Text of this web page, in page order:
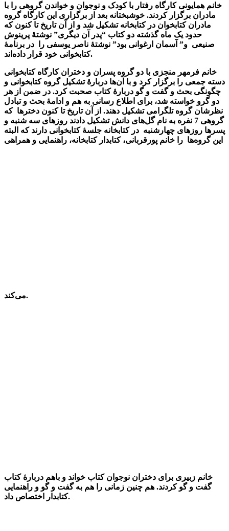
خانم همایونی کارگاه رفتار با کودک و نوجوان و خواندن گروهی را با
مادران برگزار کردند. خوشبختانه بعد از برگزاری این کارگاه گروه
مادران کتابخوان در کتابخانه تشکیل شد و از آن تاریخ تا کنون که
حدود یک ماه گذشته دو کتاب “پدر آن دیگری” نوشتۀ پرینوش
صنیعی و” آسمان ارغوانی بود” نوشتۀ ناصر یوسفی را در برنامۀ
کتابخوانی خود قرار داده‌اند.
خانم فرمهر منجزی با دو گروه پسران و دختران کارگاه کتابخوانی
دسته جمعی را برگزار کرد و با آن‌ها دربارۀ تشکیل گروه کتابخوانی و
چگونگی بحث و گفت و گو دربارۀ کتاب صحبت کرد. در ضمن از هر
دو گرو خواسته شد، برای اطلاع رسانی به هم و ادامۀ بحث و تبادل
نظرشان گروه تلگرامی تشکیل دهند. از آن تاریخ تا کنون دخترها که
گروهی 7 نفره به نام گل‌های دانش تشکیل دادند روزهای سه شنبه و
پسرها روزهای چهارشنبه در کتابخانه جلسۀ کتابخوانی دارند که البته
این گروه‌ها را خانم پورقربانی، کتابدار کتابخانه، راهنمایی و همراهی
می‌کند.
خانم زبیری برای دختران نوجوان کتاب خواند و باهم دربارۀ کتاب
گفت و گو کردند. هم چنین زمانی را هم به گفت و گو و راهنمایی
کتابدار اختصاص داد.